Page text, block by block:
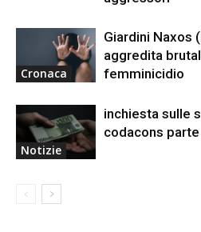
Cronaca
Giardini Naxos
aggredita
femminicidio
Notizie
inchiesta sulle
codacons